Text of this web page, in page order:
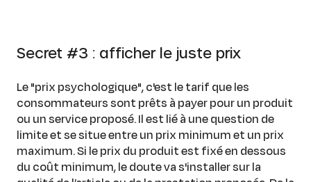
Secret #3 : afficher le juste prix
Le "prix psychologique", c'est le tarif que les
consommateurs sont prêts à payer pour un produit
ou un service proposé. Il est lié à une question de
limite et se situe entre un prix minimum et un prix
maximum. Si le prix du produit est fixé en dessous
du coût minimum, le doute va s'installer sur la